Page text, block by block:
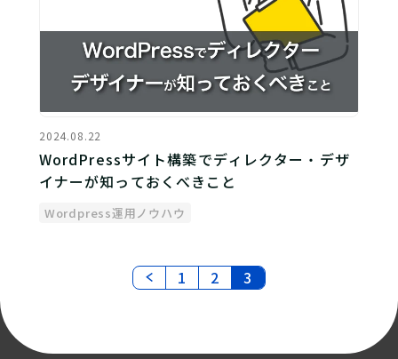
2024.08.22
WordPressサイト構築でディレクター・デザ
イナーが知っておくべきこと
Wordpress運用ノウハウ
1 2 3